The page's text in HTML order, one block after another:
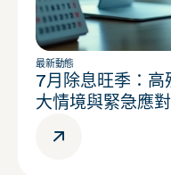
最新動態
7月除息旺季：高
大情境與緊急應